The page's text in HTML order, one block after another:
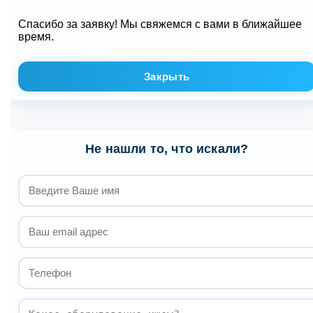
Спасибо за заявку! Мы свяжемся с вами в ближайшее
время.
Закрыть
Не нашли то, что искали?